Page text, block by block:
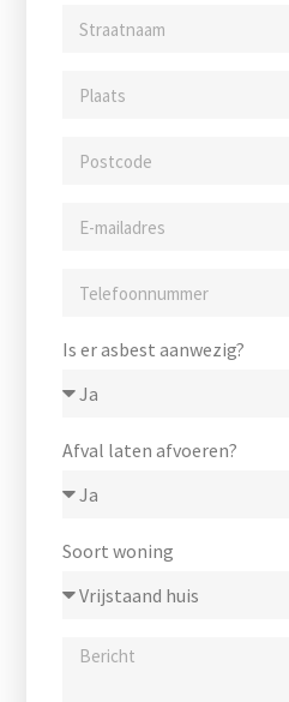
Is er asbest aanwezig?
Afval laten afvoeren?
Soort woning